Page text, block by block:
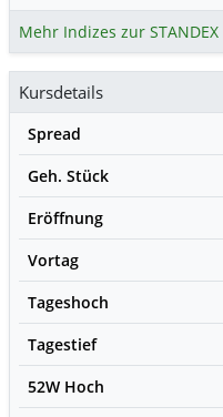
Mehr Indizes zur STANDEX
Kursdetails
Spread
Geh. Stück
Eröffnung
Vortag
Tageshoch
Tagestief
52W Hoch